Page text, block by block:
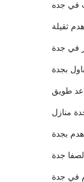
في جده
ثقيلة
في جدة
بجدة
طويق
منازل
بجدة
جدة
في جدة